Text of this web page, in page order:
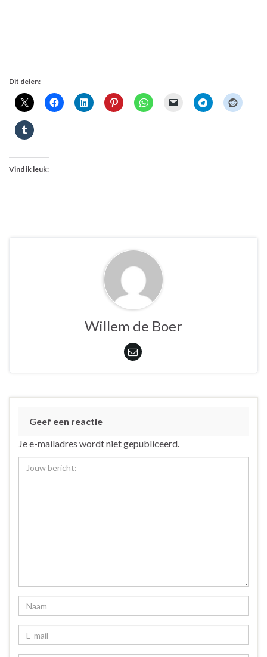
Dit delen:
Vind ik leuk:
Willem de Boer
Geef een reactie
Je e-mailadres wordt niet gepubliceerd.